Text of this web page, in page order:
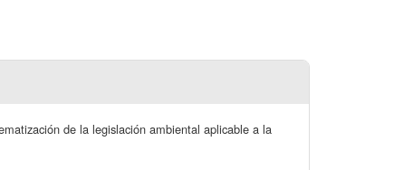
de la legislación ambiental aplicable a la